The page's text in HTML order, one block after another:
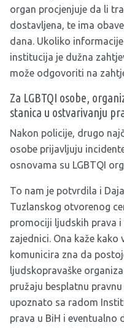
organ procjenjuje da li
dostavljena, te ima
dana. Ukoliko
institucija je dužna
može odgovoriti na
Za LGBTQI osobe,
stanica u ostvarivanju
Nakon policije, drugo
osobe prijavljuju
osnovama su LGBTQI
To nam je potvrdila i
Tuzlanskog otvorenog
promociji ljudskih prava
zajednici. Ona kaže kako
komunicira zna da
ljudskopravaške
pružaju besplatnu
upoznato sa radom
prava u BiH i